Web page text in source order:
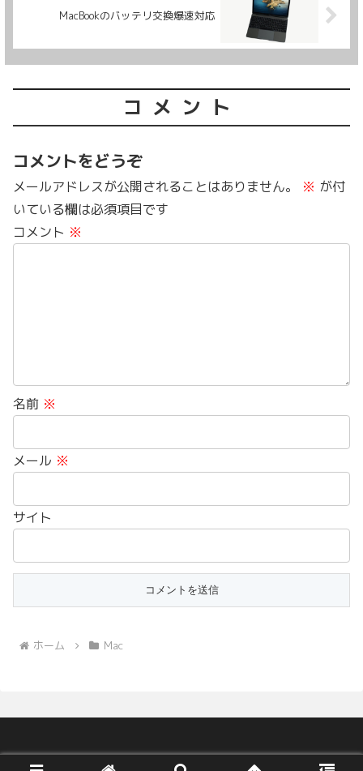
MacBookのバッテリ交換爆速対応
コメント
コメントをどうぞ
メールアドレスが公開されることはありません。 ※ が付
いている欄は必須項目です
コメント ※
名前 ※
メール ※
サイト
ホーム Mac